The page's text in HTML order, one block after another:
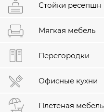
Стойки ресепшн
Мягкая мебель
Перегородки
Офисные кухни
Плетеная мебель